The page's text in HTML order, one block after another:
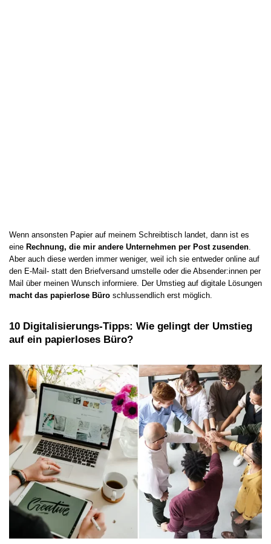
Wenn ansonsten Papier auf meinem Schreibtisch landet, dann ist es
eine Rechnung, die mir andere Unternehmen per Post zusenden
Aber auch diese werden immer weniger, weil ich sie entweder online auf
den E-Mail- statt den Briefversand umstelle oder die Absender:innen per
Mail über meinen Wunsch informiere. Der Umstieg auf digitale Lösungen
macht das papierlose Büro schlussendlich erst möglich.
10 Digitalisierungs-Tipps: Wie gelingt der Umstieg
auf ein papierloses Büro?